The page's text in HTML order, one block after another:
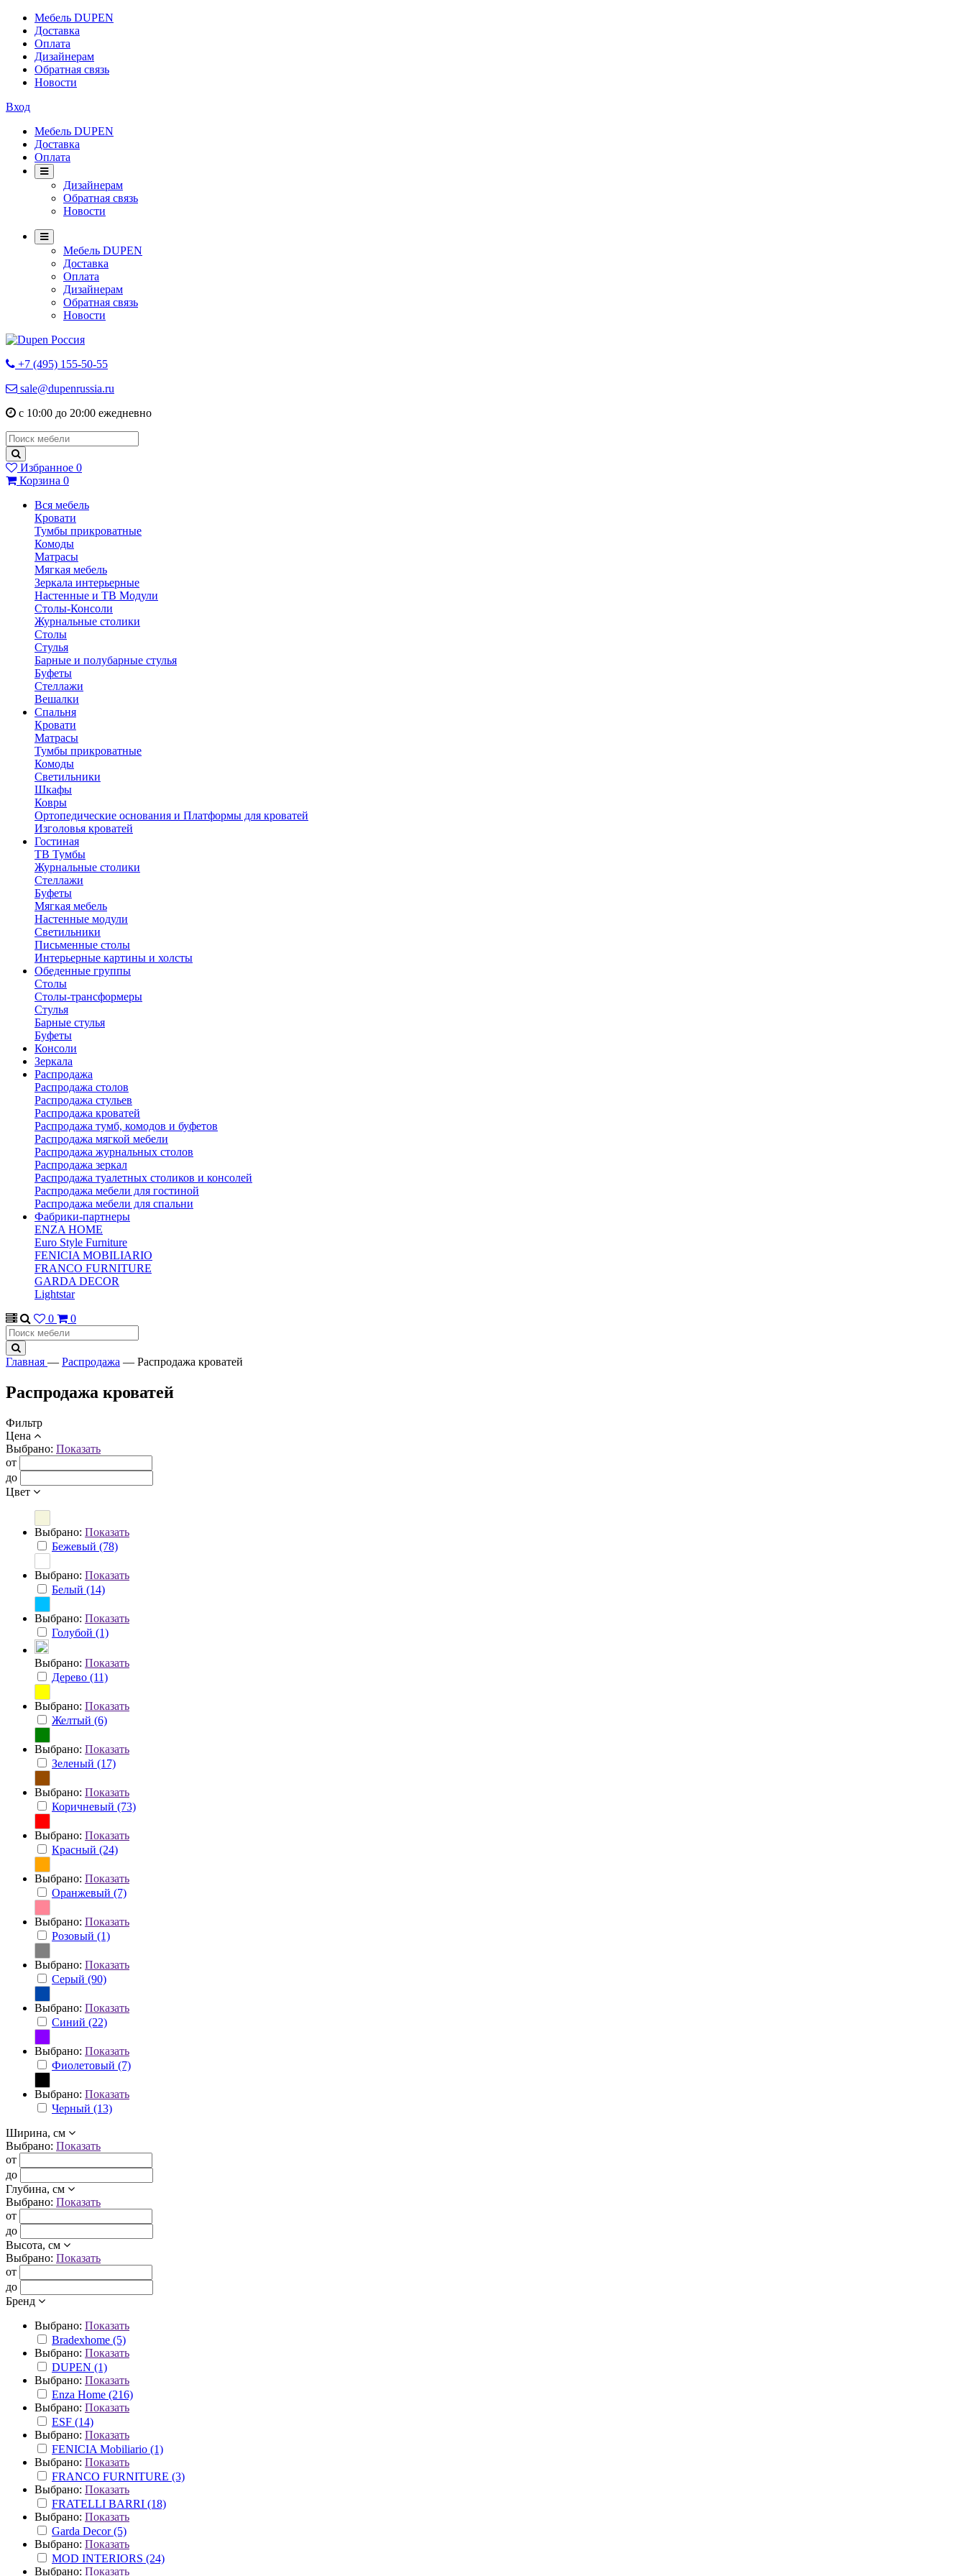
Мебель DUPEN
Доставка
Оплата
Дизайнерам
Обратная связь
Новости
Вход
Мебель DUPEN
Доставка
Оплата
Дизайнерам
Обратная связь
Новости
Мебель DUPEN
Доставка
Оплата
Дизайнерам
Обратная связь
Новости
+7 (495) 155-50-55
sale@dupenrussia.ru
с 10:00 до 20:00 ежедневно
Избранное 0
Корзина 0
Вся мебель
Кровати
Тумбы прикроватные
Комоды
Матрасы
Мягкая мебель
Зеркала интерьерные
Настенные и ТВ Модули
Столы-Консоли
Журнальные столики
Столы
Стулья
Барные и полубарные стулья
Буфеты
Стеллажи
Вешалки
Cпальня
Кровати
Матрасы
Тумбы прикроватные
Комоды
Светильники
Шкафы
Ковры
Ортопедические основания и Платформы для кроватей
Изголовья кроватей
Гостиная
ТВ Тумбы
Журнальные столики
Стеллажи
Буфеты
Мягкая мебель
Настенные модули
Светильники
Письменные столы
Интерьерные картины и холсты
Обеденные группы
Столы
Столы-трансформеры
Стулья
Барные стулья
Буфеты
Консоли
Зеркала
Распродажа
Распродажа столов
Распродажа стульев
Распродажа кроватей
Распродажа тумб, комодов и буфетов
Распродажа мягкой мебели
Распродажа журнальных столов
Распродажа зеркал
Распродажа туалетных столиков и консолей
Распродажа мебели для гостиной
Распродажа мебели для спальни
Фабрики-партнеры
ENZA HOME
Euro Style Furniture
FENICIA MOBILIARIO
FRANCO FURNITURE
GARDA DECOR
Lightstar
0
0
Главная — Распродажа — Распродажа кроватей
Распродажа кроватей
Фильтр
Цена
Выбрано: Показать
от
до
Цвет
Выбрано: Показать
Бежевый (78)
Выбрано: Показать
Белый (14)
Выбрано: Показать
Голубой (1)
Выбрано: Показать
Дерево (11)
Выбрано: Показать
Желтый (6)
Выбрано: Показать
Зеленый (17)
Выбрано: Показать
Коричневый (73)
Выбрано: Показать
Красный (24)
Выбрано: Показать
Оранжевый (7)
Выбрано: Показать
Розовый (1)
Выбрано: Показать
Серый (90)
Выбрано: Показать
Синий (22)
Выбрано: Показать
Фиолетовый (7)
Выбрано: Показать
Черный (13)
Ширина, см
Выбрано: Показать
от
до
Глубина, см
Выбрано: Показать
от
до
Высота, см
Выбрано: Показать
от
до
Бренд
Выбрано: Показать
Bradexhome (5)
Выбрано: Показать
DUPEN (1)
Выбрано: Показать
Enza Home (216)
Выбрано: Показать
ESF (14)
Выбрано: Показать
FENICIA Mobiliario (1)
Выбрано: Показать
FRANCO FURNITURE (3)
Выбрано: Показать
FRATELLI BARRI (18)
Выбрано: Показать
Garda Decor (5)
Выбрано: Показать
MOD INTERIORS (24)
Выбрано: Показать